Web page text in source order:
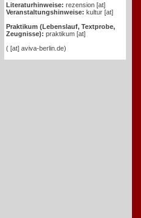
Literaturhinweise: rezension [at]
Veranstaltungshinweise: kultur [at]
Praktikum (Lebenslauf, Textprobe,
Zeugnisse): praktikum [at]
( [at] aviva-berlin.de)